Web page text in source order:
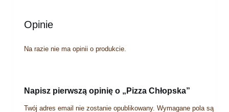
Opinie
Na razie nie ma opinii o produkcie.
Napisz pierwszą opinię o „Pizza Chłopska”
Twój adres email nie zostanie opublikowany. Wymagane pola są